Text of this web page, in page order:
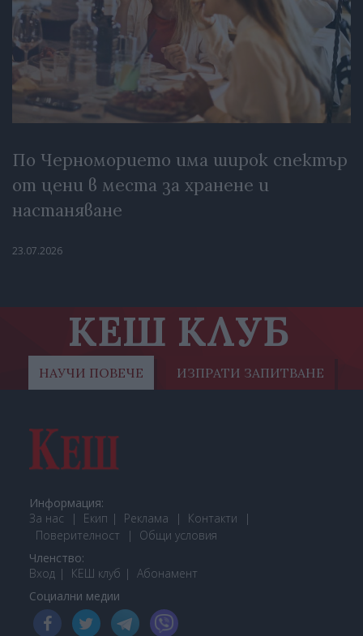
По Черноморието има широк спектър
от цени в места за хранене и
настаняване
23.07.2026
КЕШ КЛУБ
НАУЧИ ПОВЕЧЕ ИЗПРАТИ ЗАПИТВАНЕ
Информация:
За нас
Екип Реклама
Контакти
Поверителност
Общи условия
Членство:
Вход
КЕШ клуб Абонамент
Социални медии